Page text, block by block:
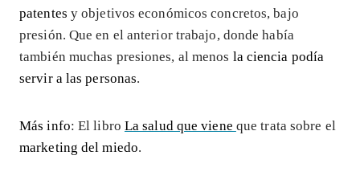
patentes y objetivos económicos concretos, bajo
presión. Que en el anterior trabajo, donde había
también muchas presiones, al menos la ciencia podía
servir a las personas.
Más info: El libro La salud que viene que trata sobre el
marketing del miedo.